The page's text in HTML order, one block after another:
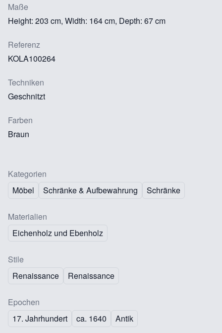
Maße
Height: 203 cm, Width: 164 cm, Depth: 67 cm
Referenz
KOLA100264
Techniken
Geschnitzt
Farben
Braun
Kategorien
Möbel
Schränke & Aufbewahrung Schränke
Materialien
Eichenholz und Ebenholz
Stile
Renaissance
Renaissance
Epochen
17. Jahrhundert
ca. 1640 Antik